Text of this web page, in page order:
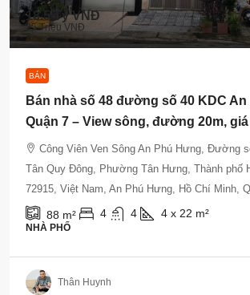
18.5 Tỷ VNĐ
25 Triệu VNĐ
BÁN
Bán nhà số 48 đường số 40 KDC
Quận 7 – View sông, đường 20m, giá
Công Viên Ven Sông An Phú Hưng, Đường
Tân Quy Đông, Phường Tân Hưng, Thành phố
72915, Việt Nam, An Phú Hưng, Hồ Chí Minh,
88 m² 4 4 4 x 22 m²
NHÀ PHỐ
Thân Huynh